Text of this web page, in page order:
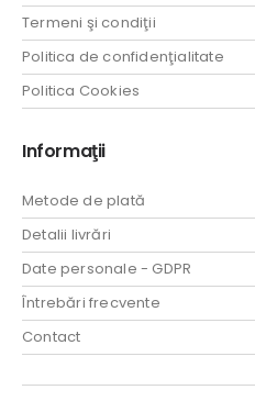
Termeni şi condiţii
Politica de confidenţialitate
Politica Cookies
Informaţii
Metode de plată
Detalii livrări
Date personale - GDPR
Întrebări frecvente
Contact